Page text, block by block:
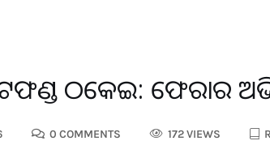
ଠକେଇ: ଫେରାର
0 COMMENTS 172 VIEWS